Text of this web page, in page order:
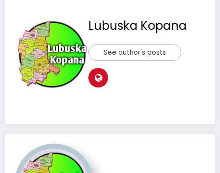
Lubuska Kopana
See author's posts